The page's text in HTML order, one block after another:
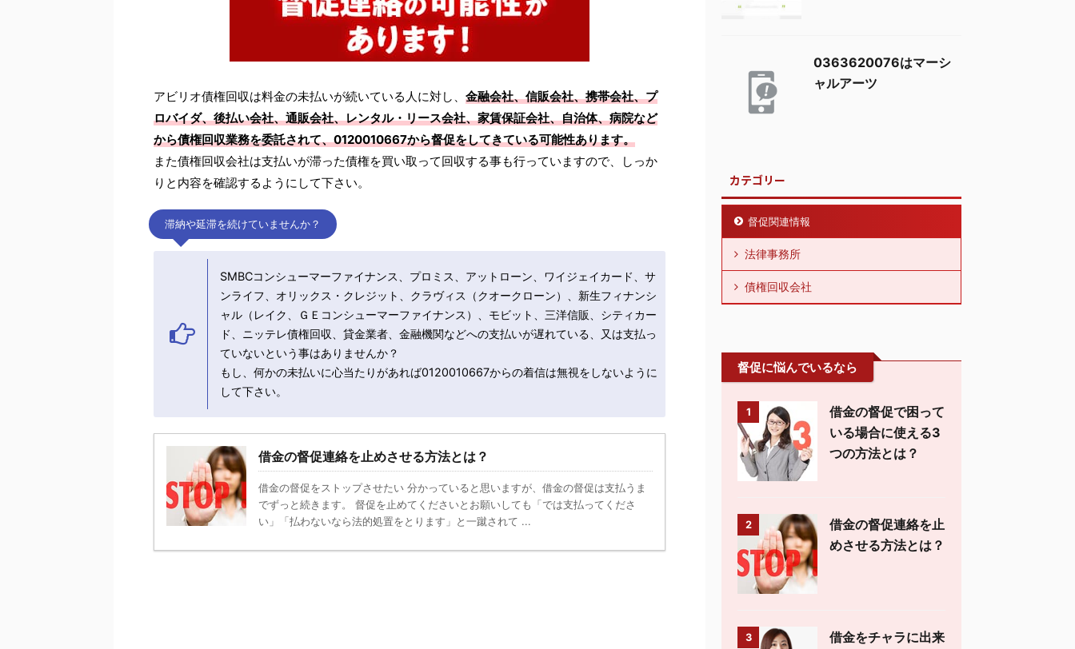
アビリオ債権回収は料金の未払いが続いている人に対し、 金融会社、信販会社、携帯会社、プ
ロバイダ、後払い会社、通販会社、レンタル・リース会社、家賃保証会社、自治体、病院など
から債権回収業務を委託されて、0120010667から督促をしてきている可能性あります。
また債権回収会社は支払いが滞った債権を買い取って回収する事も行っていますので、しっか
りと内容を確認するようにして下さい。
滞納や延滞を続けていませんか？
SMBCコンシューマーファイナンス、プロミス、アットローン、ワイジェイカード、サ
ンライフ、オリックス・クレジット、クラヴィス（クオークローン）、新生フィナンシ
ャル（レイク、ＧＥコンシューマーファイナンス）、モビット、三洋信販、シティカー
ド、ニッテレ債権回収、貸金業者、金融機関などへの支払いが遅れている、又は支払っ
ていないという事はありませんか？
もし、何かの未払いに心当たりがあれば0120010667からの着信は無視をしないように
して下さい。
借金の督促連絡を止めさせる方法とは？
借金の督促をストップさせたい 分かっていると思いますが、借金の督促は支払うま
でずっと続きます。 督促を止めてくださいとお願いしても「では支払ってくださ
い」「払わないなら法的処置をとります」と一蹴されて ...
0363620076はマーシ
ャルアーツ
カテゴリー
督促関連情報
法律事務所
債権回収会社
督促に悩んでいるなら
1
借金の督促で困って
いる場合に使える3
つの方法とは？
2
借金の督促連絡を止
めさせる方法とは？
3
借金をチャラに出来